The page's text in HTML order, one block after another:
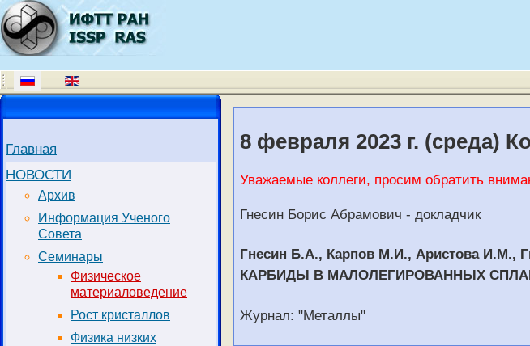
Главная
НОВОСТИ
Архив
Информация Ученого
Совета
Семинары
Физическое
материаловедение
Рост кристаллов
Физика низких
8 февраля 2023 г. (среда)
Уважаемые коллеги, просим обратить
Гнесин Борис Абрамович - докладчик
Гнесин Б.А., Карпов М.И., Аристова И.М.,
КАРБИДЫ В МАЛОЛЕГИРОВАННЫХ
Журнал: "Металлы"